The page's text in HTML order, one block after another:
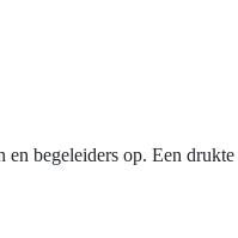
begeleiders op. Een drukte